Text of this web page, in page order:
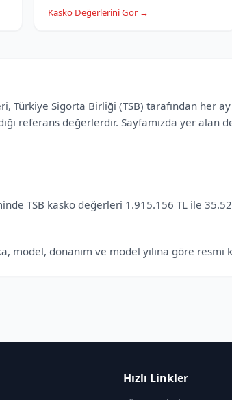
Kasko Değerlerini Gör →
Türkiye Sigorta Birliği (TSB) tarafından
referans değerlerdir. Sayfamızda yer alan
TSB kasko değerleri 1.915.156 TL ile
model, donanım ve model yılına göre
Hızlı Linkler